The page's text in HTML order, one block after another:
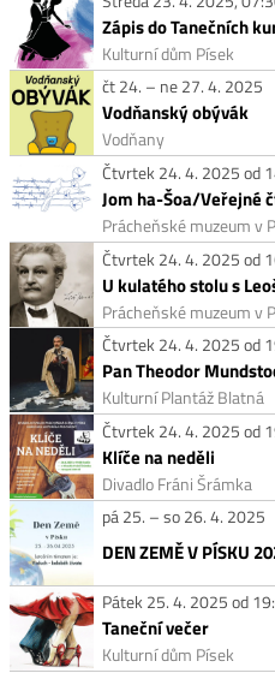
Zápis do Tanečních
Kulturní dům Písek
čt 24. – ne 27. 4. 2025
Vodňanský obývák
Vodňany
Čtvrtek 24. 4. 2025 od
Jom ha-Šoa/Veřejné
Prácheňské muzeum v
Čtvrtek 24. 4. 2025 od
Prácheňské muzeum v
Čtvrtek 24. 4. 2025 od
Pan Theodor
Kulturní Plantáž Blatná
Čtvrtek 24. 4. 2025 od
Klíče na neděli
Divadlo Fráni Šrámka
pá 25. – so 26. 4. 2025
DEN ZEMĚ V PÍSKU
Pátek 25. 4. 2025 od
Taneční večer
Kulturní dům Písek